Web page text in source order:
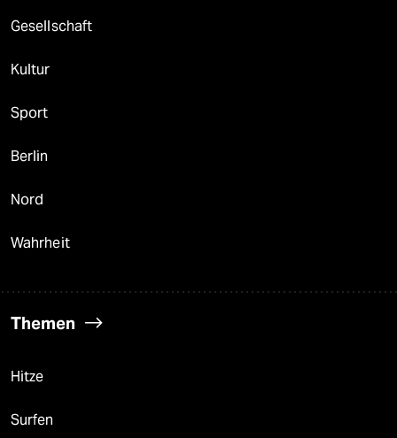
wahrheit
verlag
verlag
veranstaltungen
unterstützen
abo
genossenschaft
Gesellschaft
Kultur
Sport
Berlin
Nord
Wahrheit
Themen
Hitze
Surfen